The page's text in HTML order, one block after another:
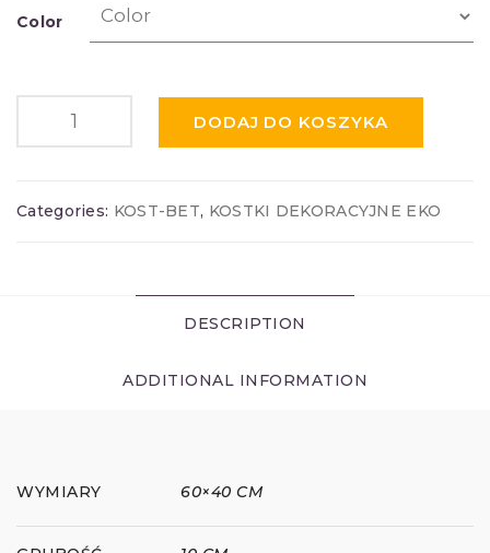
Color
DODAJ DO KOSZYKA
Categories: KOST-BET, KOSTKI DEKORACYJNE EKO
DESCRIPTION
ADDITIONAL INFORMATION
WYMIARY 60×40 CM